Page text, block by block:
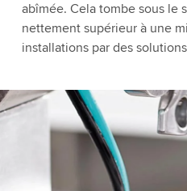
abîmée. Cela tombe sous le
nettement supérieur à une
installations par des